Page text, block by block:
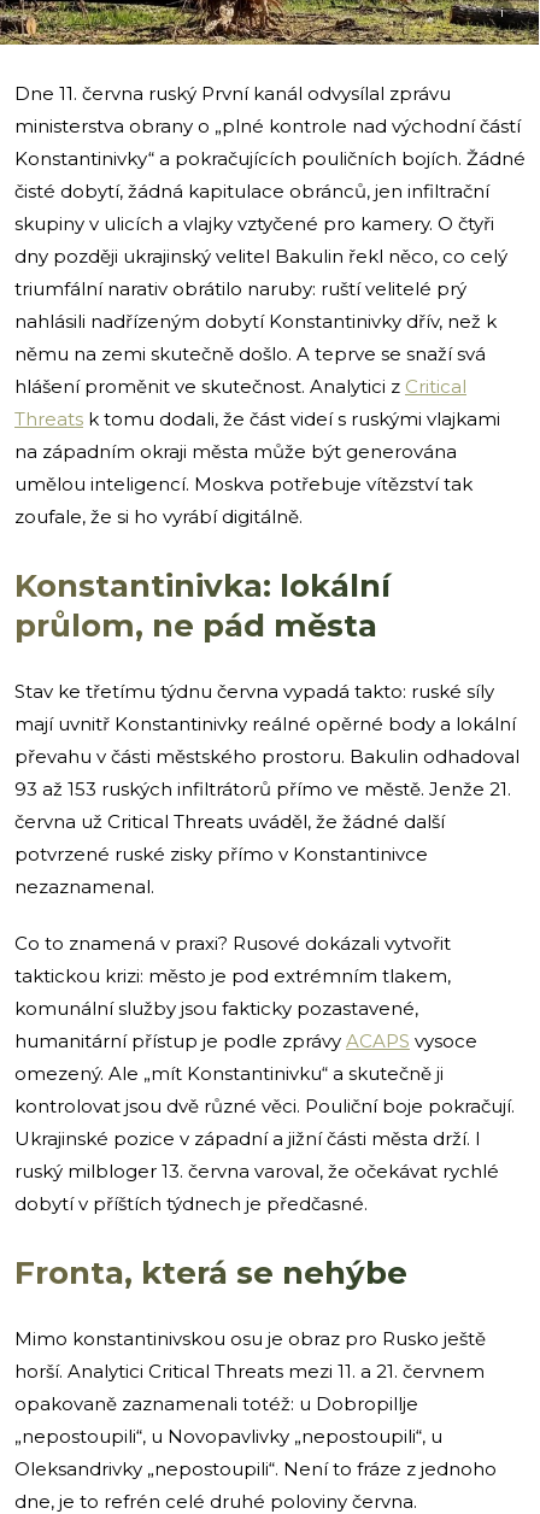
i
Dne 11. června ruský První kanál odvysílal zprávu
ministerstva obrany o „plné kontrole nad východní částí
Konstantinivky“ a pokračujících pouličních bojích. Žádné
čisté dobytí, žádná kapitulace obránců, jen infiltrační
skupiny v ulicích a vlajky vztyčené pro kamery. O čtyři
dny později ukrajinský velitel Bakulin řekl něco, co celý
triumfální narativ obrátilo naruby: ruští velitelé prý
nahlásili nadřízeným dobytí Konstantinivky dřív, než k
němu na zemi skutečně došlo. A teprve se snaží svá
hlášení proměnit ve skutečnost. Analytici z Critical
Threats k tomu dodali, že část videí s ruskými vlajkami
na západním okraji města může být generována
umělou inteligencí. Moskva potřebuje vítězství tak
zoufale, že si ho vyrábí digitálně.
Konstantinivka: lokální
průlom, ne pád města
Stav ke třetímu týdnu června vypadá takto: ruské síly
mají uvnitř Konstantinivky reálné opěrné body a lokální
převahu v části městského prostoru. Bakulin odhadoval
93 až 153 ruských infiltrátorů přímo ve městě. Jenže 21.
června už Critical Threats uváděl, že žádné další
potvrzené ruské zisky přímo v Konstantinivce
nezaznamenal.
Co to znamená v praxi? Rusové dokázali vytvořit
taktickou krizi: město je pod extrémním tlakem,
komunální služby jsou fakticky pozastavené,
humanitární přístup je podle zprávy ACAPS vysoce
omezený. Ale „mít Konstantinivku“ a skutečně ji
kontrolovat jsou dvě různé věci. Pouliční boje pokračují.
Ukrajinské pozice v západní a jižní části města drží. I
ruský milbloger 13. června varoval, že očekávat rychlé
dobytí v příštích týdnech je předčasné.
Fronta, která se nehýbe
Mimo konstantinivskou osu je obraz pro Rusko ještě
horší. Analytici Critical Threats mezi 11. a 21. červnem
opakovaně zaznamenali totéž: u Dobropillje
„nepostoupili“, u Novopavlivky „nepostoupili“, u
Oleksandrivky „nepostoupili“. Není to fráze z jednoho
dne, je to refrén celé druhé poloviny června.